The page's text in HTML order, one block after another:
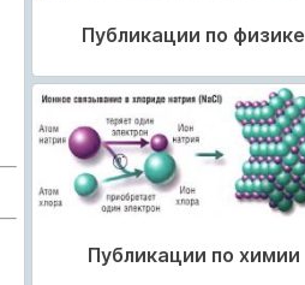
Публикации по физике
Публикации по химии